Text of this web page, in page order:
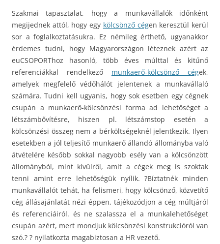
Szakmai tapasztalat, hogy a munkavállalók időnként
megijednek attól, hogy egy kölcsönző cégen keresztül kerül
sor a foglalkoztatásukra. Ez némileg érthető, ugyanakkor
érdemes tudni, hogy Magyarországon léteznek azért az
euCSOPORThoz hasonló, több éves múlttal és kitűnő
referenciákkal rendelkező munkaerő-kölcsönző cégek,
amelyek megfelelő védőhálót jelentenek a munkavállaló
számára. Tudni kell ugyanis, hogy sok esetben egy cégnek
csupán a munkaerő-kölcsönzési forma ad lehetőséget a
létszámbővítésre, hiszen pl. létszámstop esetén a
kölcsönzési összeg nem a bérköltségeknél jelentkezik. Ilyen
esetekben a jól teljesítő munkaerő állandó állományba való
átvételére később sokkal nagyobb esély van a kölcsönzött
állományból, mint kívülről, amit a cégek meg is szoktak
tenni amint erre lehetőségük nyílik. ?Bíztatnék minden
munkavállalót tehát, ha felismeri, hogy kölcsönző, közvetítő
cég állásajánlatát nézi éppen, tájékozódjon a cég múltjáról
és referenciáiról. és ne szalassza el a munkalehetőséget
csupán azért, mert mondjuk kölcsönzési konstrukcióról van
szó.? ? nyilatkozta magabiztosan a HR vezető.